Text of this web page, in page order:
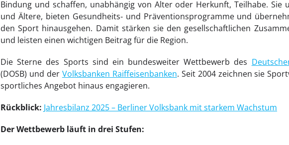
Bindung und schaffen, unabhängig von Alter oder Herkunft, Teilhabe. Sie
und Ältere, bieten Gesundheits‑ und Präventionsprogramme und
den Sport hinausgehen. Damit stärken sie den gesellschaftlichen
und leisten einen wichtigen Beitrag für die Region.
Die Sterne des Sports sind ein bundesweiter Wettbewerb des
(DOSB) und der Volksbanken Raiffeisenbanken. Seit 2004 zeichnen sie
sportliches Angebot hinaus engagieren.
Rückblick: Jahresbilanz 2025 – Berliner Volksbank mit starkem Wachstum
Der Wettbewerb läuft in drei Stufen: